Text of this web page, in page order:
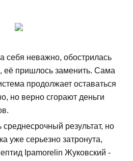
себя неважно, обострилась
её пришлось заменить. Сама
продолжает оставаться
но верно сгорают деньги
результат, но
уже серьезно затронута,
Ipamorelin Жуковский -